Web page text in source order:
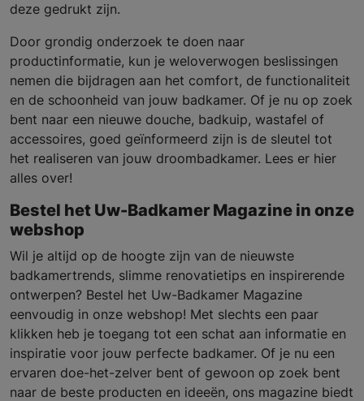
deze gedrukt zijn.
Door grondig onderzoek te doen naar
productinformatie, kun je weloverwogen beslissingen
nemen die bijdragen aan het comfort, de functionaliteit
en de schoonheid van jouw badkamer. Of je nu op zoek
bent naar een nieuwe douche, badkuip, wastafel of
accessoires, goed geïnformeerd zijn is de sleutel tot
het realiseren van jouw droombadkamer. Lees er hier
alles over!
Bestel het Uw-Badkamer Magazine in onze
webshop
Wil je altijd op de hoogte zijn van de nieuwste
badkamertrends, slimme renovatietips en inspirerende
ontwerpen? Bestel het Uw-Badkamer Magazine
eenvoudig in onze webshop! Met slechts een paar
klikken heb je toegang tot een schat aan informatie en
inspiratie voor jouw perfecte badkamer. Of je nu een
ervaren doe-het-zelver bent of gewoon op zoek bent
naar de beste producten en ideeën, ons magazine biedt